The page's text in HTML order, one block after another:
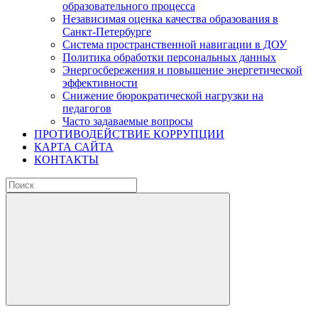
образовательного процесса
Независимая оценка качества образования в
Санкт-Петербурге
Система пространственной навигации в ДОУ
Политика обработки персональных данных
Энергосбережения и повышение энергетической
эффективности
Снижение бюрократической нагрузки на
педагогов
Часто задаваемые вопросы
ПРОТИВОДЕЙСТВИЕ КОРРУПЦИИ
КАРТА САЙТА
КОНТАКТЫ